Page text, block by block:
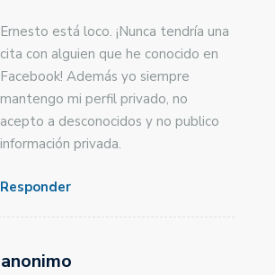
Ernesto está loco. ¡Nunca tendría una
cita con alguien que he conocido en
Facebook! Además yo siempre
mantengo mi perfil privado, no
acepto a desconocidos y no publico
información privada.
Responder
anonimo